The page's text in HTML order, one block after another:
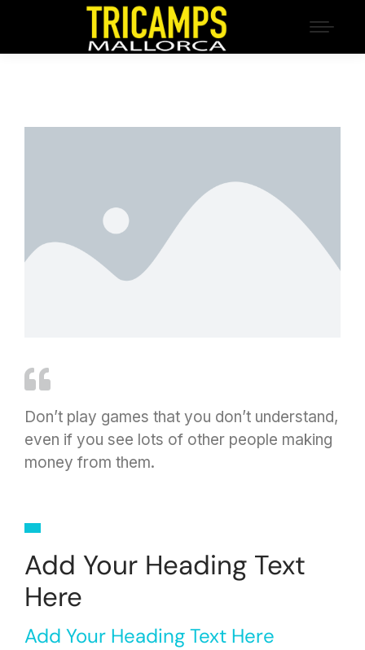
Add Your Heading Text
Here
Add Your Heading Text Here
Don’t play games that you don’t understand,
even if you see lots of other people making
money from them.